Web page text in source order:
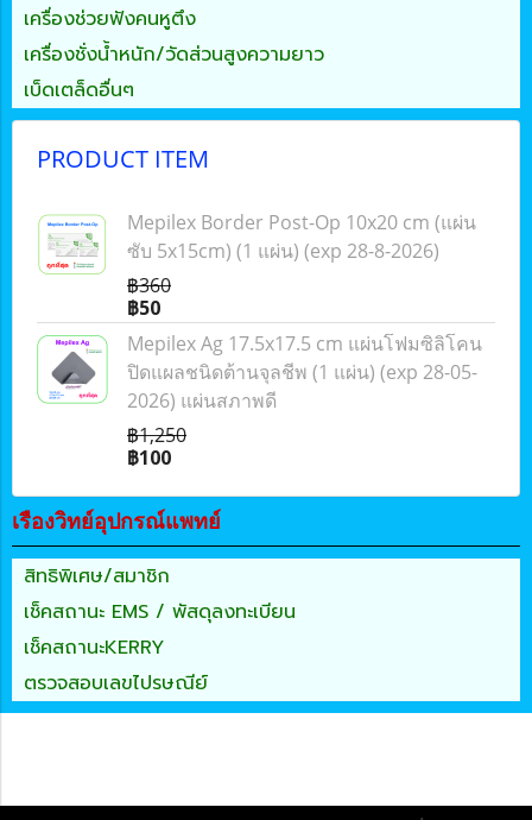
เครื่องช่วยฟังคนหูตึง
เครื่องชั่งน้ำหนัก/วัดส่วนสูงความยาว
เบ็ดเตล็ดอื่นๆ
PRODUCT ITEM
Mepilex Border Post-Op 10x20 cm (แผ่น
ซับ 5x15cm) (1 แผ่น) (exp 28-8-2026)
฿360
฿50
Mepilex Ag 17.5x17.5 cm แผ่นโฟมซิลิโคน
ปิดแผลชนิดต้านจุลชีพ (1 แผ่น) (exp 28-05-
2026) แผ่นสภาพดี
฿1,250
฿100
เรืองวิทย์อุปกรณ์แพทย์
สิทธิพิเศษ/สมาชิก
เช็คสถานะ EMS / พัสดุลงทะเบียน
เช็คสถานะKERRY
ตรวจสอบเลขไปรษณีย์